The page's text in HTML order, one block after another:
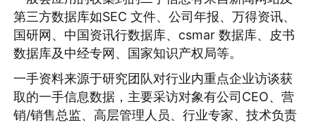
第三方数据库如SEC 文件、公司年报、万得资讯、
国研网、中国资讯行数据库、csmar 数据库、皮书
数据库及中经专网、国家知识产权局等。
一手资料来源于研究团队对行业内重点企业访谈获
取的一手信息数据，主要采访对象有公司CEO、营
销/销售总监、高层管理人员、行业专家、技术负责